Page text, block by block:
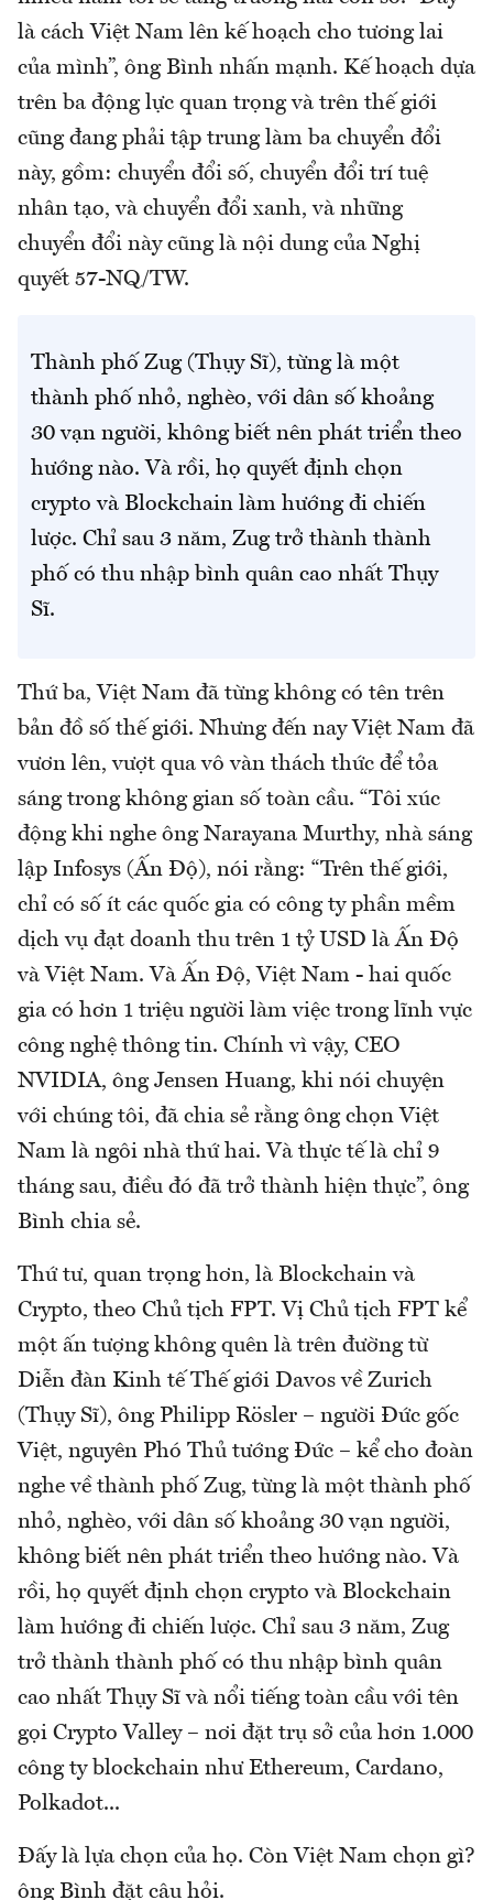
là cách Việt Nam lên kế hoạch cho tương lai
của mình”, ông Bình nhấn mạnh. Kế hoạch dựa
trên ba động lực quan trọng và trên thế giới
cũng đang phải tập trung làm ba chuyển đổi
này, gồm: chuyển đổi số, chuyển đổi trí tuệ
nhân tạo, và chuyển đổi xanh, và những
chuyển đổi này cũng là nội dung của Nghị
quyết 57-NQ/TW.
Thành phố Zug (Thụy Sĩ), từng là một
thành phố nhỏ, nghèo, với dân số khoảng
30 vạn người, không biết nên phát triển theo
hướng nào. Và rồi, họ quyết định chọn
crypto và Blockchain làm hướng đi chiến
lược. Chỉ sau 3 năm, Zug trở thành thành
phố có thu nhập bình quân cao nhất Thụy
Sĩ.
Thứ ba, Việt Nam đã từng không có tên trên
bản đồ số thế giới. Nhưng đến nay Việt Nam đã
vươn lên, vượt qua vô vàn thách thức để tỏa
sáng trong không gian số toàn cầu. “Tôi xúc
động khi nghe ông Narayana Murthy, nhà sáng
lập Infosys (Ấn Độ), nói rằng: “Trên thế giới,
chỉ có số ít các quốc gia có công ty phần mềm
dịch vụ đạt doanh thu trên 1 tỷ USD là Ấn Độ
và Việt Nam. Và Ấn Độ, Việt Nam - hai quốc
gia có hơn 1 triệu người làm việc trong lĩnh vực
công nghệ thông tin. Chính vì vậy, CEO
NVIDIA, ông Jensen Huang, khi nói chuyện
với chúng tôi, đã chia sẻ rằng ông chọn Việt
Nam là ngôi nhà thứ hai. Và thực tế là chỉ 9
tháng sau, điều đó đã trở thành hiện thực”, ông
Bình chia sẻ.
Thứ tư, quan trọng hơn, là Blockchain và
Crypto, theo Chủ tịch FPT. Vị Chủ tịch FPT kể
một ấn tượng không quên là trên đường từ
Diễn đàn Kinh tế Thế giới Davos về Zurich
(Thụy Sĩ), ông Philipp Rösler – người Đức gốc
Việt, nguyên Phó Thủ tướng Đức – kể cho đoàn
nghe về thành phố Zug, từng là một thành phố
nhỏ, nghèo, với dân số khoảng 30 vạn người,
không biết nên phát triển theo hướng nào. Và
rồi, họ quyết định chọn crypto và Blockchain
làm hướng đi chiến lược. Chỉ sau 3 năm, Zug
trở thành thành phố có thu nhập bình quân
cao nhất Thụy Sĩ và nổi tiếng toàn cầu với tên
gọi Crypto Valley – nơi đặt trụ sở của hơn 1.000
công ty blockchain như Ethereum, Cardano,
Polkadot...
Đấy là lựa chọn của họ. Còn Việt Nam chọn gì?
ông Bình đặt câu hỏi.